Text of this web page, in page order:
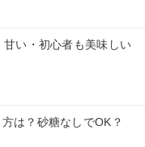
い・初心者も美味しい
は？砂糖なしでOK？